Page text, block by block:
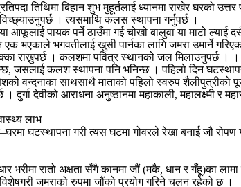
तिथिमा बिहान शुभ मुहूर्तलाई ध्यानमा राखेर घरको
। त्यसमाथि कलस स्थापना गर्नुपर्छ ।
आफूलाई पायक पर्ने ठाउँमा गई चोखो बालुवा या माटो ल्याई
एक भएकाले भगवतीलाई खुसी पार्नका लागि जमरा उमार्ने
राख्नुपर्छ । कलशमा पवित्र स्थानको जल मिलाउनुपर्छ ।
जसलाई कलश स्थापना पनि भनिन्छ । पहिलो दिन
वन्दनाका साथसाथै माताको पहिलो स्वरुप शैलीपुत्रीको
। दुर्गा देवीको आराधना अनुष्ठानमा महाकाली,
लाभ
घटस्थापना गरी त्यस घटमा गोवरले रेखा बनाई जौ
भरीमा रातो अक्षता सँगै कानमा जौं (मकै, धान र गँहू)का
जमराको रुपमा जौंको प्रयोग गरिने चलन रहेको छ ।